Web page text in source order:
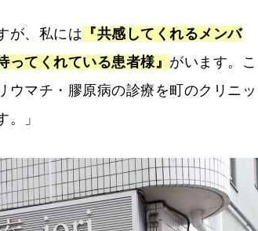
が、私には 『共感してくれるメンバ
てくれている患者様』 がいます。こ
ウマチ・膠原病の診療を町のクリニッ
。」